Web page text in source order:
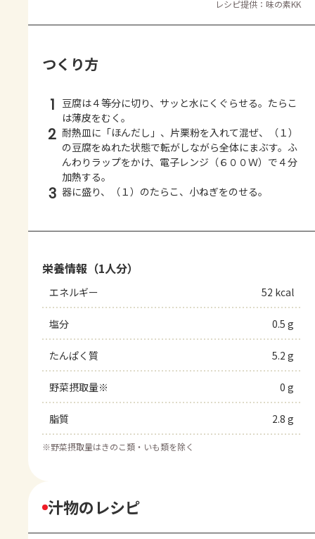
レシピ提供：味の素KK
つくり方
1 豆腐は４等分に切り、サッと水にくぐらせる。たらこ
は薄皮をむく。
2 耐熱皿に「ほんだし」、片栗粉を入れて混ぜ、（１）
の豆腐をぬれた状態で転がしながら全体にまぶす。ふ
んわりラップをかけ、電子レンジ（６００Ｗ）で４分
加熱する。
3 器に盛り、（１）のたらこ、小ねぎをのせる。
栄養情報（1人分）
エネルギー 52 kcal
塩分 0.5 g
たんぱく質 5.2 g
野菜摂取量※ 0 g
脂質 2.8 g
※野菜摂取量はきのこ類・いも類を除く
汁物のレシピ